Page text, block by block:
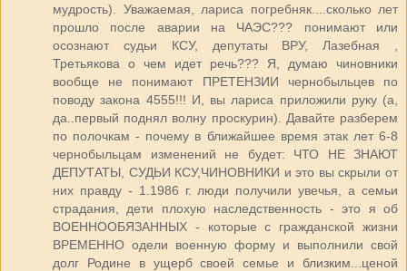
мудрость). Уважаемая, лариса погребняк....сколько лет
прошло после аварии на ЧАЭС??? понимают или
осознают судьи КСУ, депутаты ВРУ, Лазебная ,
Третьякова о чем идет речь??? Я, думаю чиновники
вообще не понимают ПРЕТЕНЗИИ чернобыльцев по
поводу закона 4555!!! И, вы лариса приложили руку (а,
да..первый поднял волну проскурин). Давайте разберем
по полочкам - почему в ближайшее время этак лет 6-8
чернобыльцам изменений не будет: ЧТО НЕ ЗНАЮТ
ДЕПУТАТЫ, СУДЬИ КСУ,ЧИНОВНИКИ и это вы скрыли от
них правду - 1.1986 г. люди получили увечья, а семьи
страдания, дети плохую наследственность - это я об
ВОЕННООБЯЗАННЫХ - которые с гражданской жизни
ВРЕМЕННО одели военную форму и выполнили свой
долг Родине в ущерб своей семье и близким...ценой